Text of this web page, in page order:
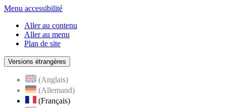
Menu accessibilité
Aller au contenu
Aller au menu
Plan de site
Versions étrangères
(Anglais)
(Allemand)
(Français)